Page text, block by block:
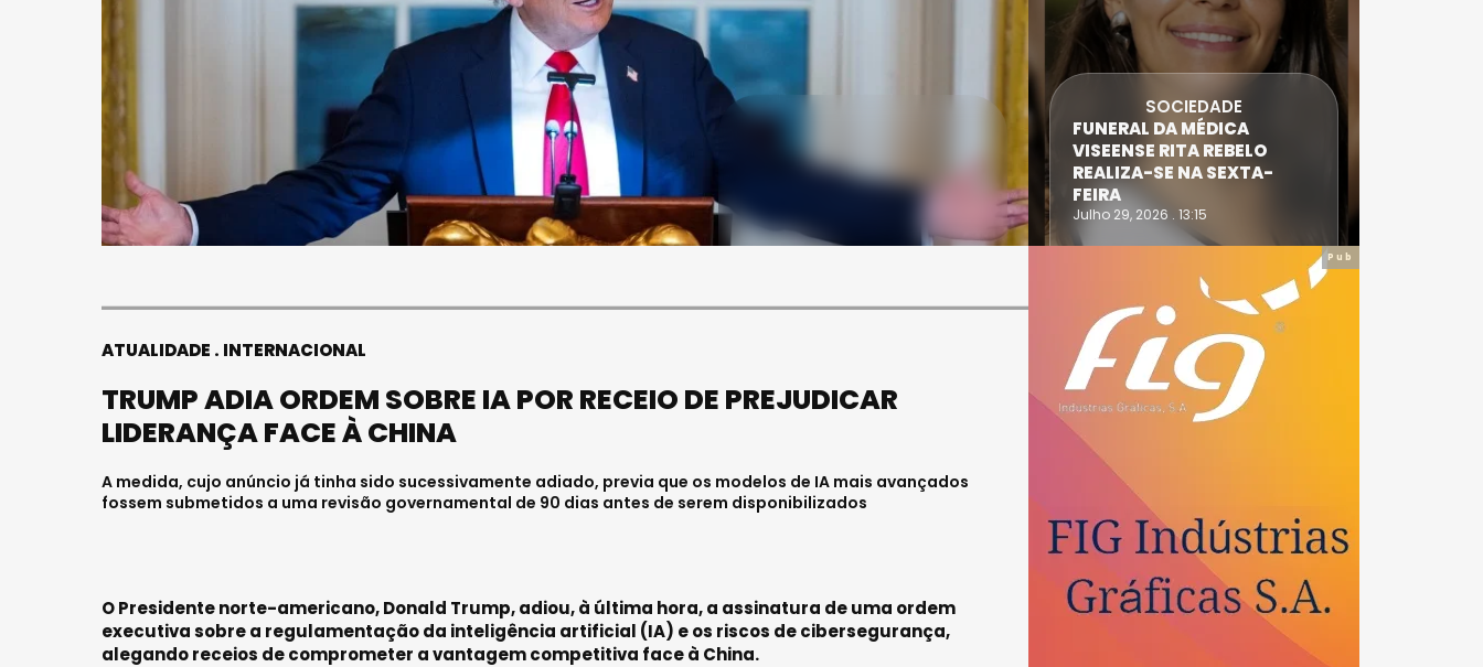
ATUALIDADE INTERNACIONAL
TRUMP ADIA ORDEM SOBRE IA POR RECEIO DE PREJUDICAR
LIDERANÇA FACE À CHINA
A medida, cujo anúncio já tinha sido sucessivamente adiado, previa que os modelos de IA mais avançados
fossem submetidos a uma revisão governamental de 90 dias antes de serem disponibilizados
O Presidente norte-americano, Donald Trump, adiou, à última hora, a assinatura de uma ordem
executiva sobre a regulamentação da inteligência artificial (IA) e os riscos de cibersegurança,
alegando receios de comprometer a vantagem competitiva face à China.
FALECEU PAULA ALMEIDA,
JOVEM ENFERMEIRA NO
HOSPITAL DE VISEU
Julho 27, 2026 . 11:00
SOCIEDADE
FUNERAL DA MÉDICA
VISEENSE RITA REBELO
REALIZA-SE NA SEXTA-
FEIRA
Julho 29, 2026 . 13:15
Pub